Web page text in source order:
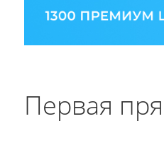
Первая